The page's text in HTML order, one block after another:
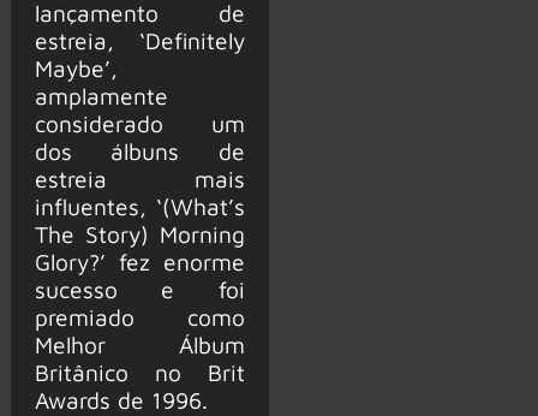
lançamento de
estreia, ‘Definitely
Maybe’,
amplamente
considerado um
dos álbuns de
estreia mais
influentes, ‘(What’s
The Story) Morning
Glory?’ fez enorme
sucesso e foi
premiado como
Melhor Álbum
Britânico no Brit
Awards de 1996.